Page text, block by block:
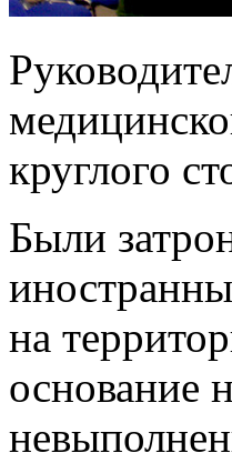
круглого
Были
на
основание